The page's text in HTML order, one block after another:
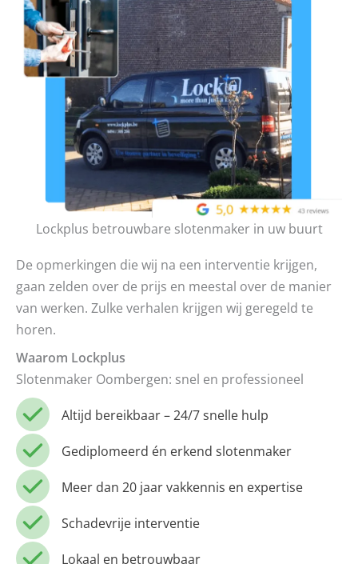
Lockplus betrouwbare slotenmaker in uw buurt
De opmerkingen die wij na een interventie krijgen,
gaan zelden over de prijs en meestal over de manier
van werken. Zulke verhalen krijgen wij geregeld te
horen.
Waarom Lockplus
Slotenmaker Oombergen: snel en professioneel
Altijd bereikbaar – 24/7 snelle hulp
Gediplomeerd én erkend slotenmaker
Meer dan 20 jaar vakkennis en expertise
Schadevrije interventie
Lokaal en betrouwbaar